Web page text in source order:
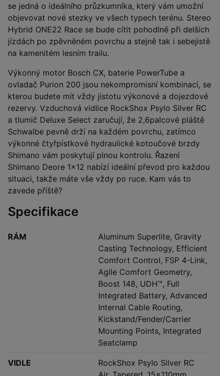
se jedná o ideálního průzkumníka, který vám umožní
objevovat nové stezky ve všech typech terénu. Stereo
Hybrid ONE22 Race se bude cítit pohodlně při delších
jízdách po zpěvněném povrchu a stejně tak i sebejistě
na kamenitém lesním trailu.
Výkonný motor Bosch CX, baterie PowerTube a
ovladač Purion 200 jsou nekompromisní kombinací, se
kterou budete mít vždy jistotu výkonové a dojezdové
rezervy. Vzduchová vidlice RockShox Psylo Silver RC
a tlumič Deluxe Select zaručují, že 2,6palcové pláště
Schwalbe pevně drží na každém povrchu, zatímco
výkonné čtyřpístkové hydraulické kotoučové brzdy
Shimano vám poskytují plnou kontrolu. Řazení
Shimano Deore 1x12 nabízí ideální převod pro každou
situaci, takže máte vše vždy po ruce. Kam vás to
zavede příště?
Specifikace
RÁM
Aluminum Superlite, Gravity
Casting Technology, Efficient
Comfort Control, FSP 4-Link,
Agile Comfort Geometry,
Boost 148, UDH™, Full
Integrated Battery, Advanced
Internal Cable Routing,
Kickstand/Fender/Carrier
Mounting Points, Integrated
Seatclamp
VIDLE
RockShox Psylo Silver RC